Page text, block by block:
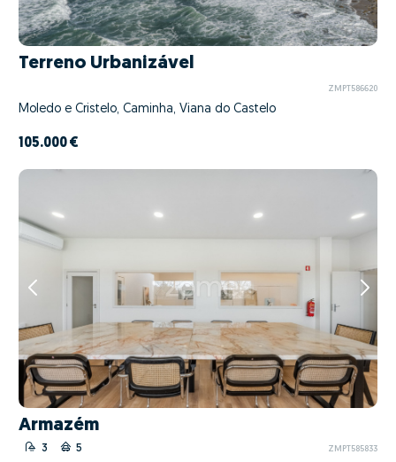
Terreno Urbanizável
ZMPT586620
Moledo e Cristelo, Caminha, Viana do Castelo
105.000 €
Armazém
3 5 ZMPT585833